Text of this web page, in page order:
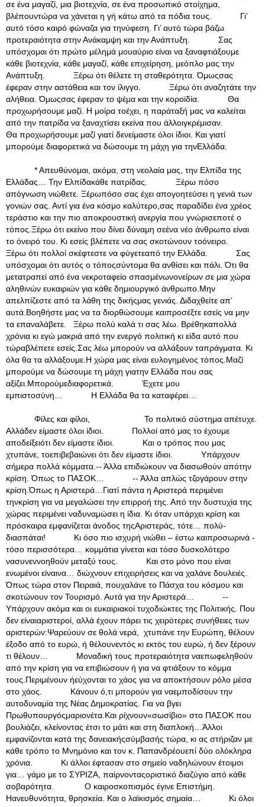
σε ένα μαγαζί, μια βιοτεχνία, σε ένα προσωπικό στοίχημα,
βλέπουντώρα να χάνεται η γή κάτω από τα πόδια τους. Γι’
αυτό τόσο καιρό φώναζα για τηνύφεση. Γι’ αυτό τώρα βάζω
προτεραιότητα στην Ανάκαμψη και την Ανάπτυξη. Σας
υπόσχομαι ότι πρώτο μέλημά μουαύριο είναι να ξαναφτιάξουμε
κάθε βιοτεχνία, κάθε μαγαζί, κάθε επιχείρηση, μεόπλο μας την
Ανάπτυξη. Ξέρω ότι θέλετε τη σταθερότητα. Όμωςσας
έφεραν στην αστάθεια και τον ίλιγγο. Ξέρω ότι αναζητάτε την
αλήθεια. Όμωςσας έφεραν το ψέμα και την κοροϊδία. Θα
προχωρήσουμε μαζί. Η μοίρα τοέχει, η παράταξή μας να καλείται
από την πατρίδα να ξαναχτίσει εκείνα που άλλοιγκρέμισαν.
Θα προχωρήσουμε μαζί γιατί δενείμαστε όλοι ίδιοι. Και γιατί
μπορούμε διαφορετικά να δώσουμε τη μάχη για τηνΕλλάδα.
* Απευθύνομαι, ακόμα, στη νεολαία μας, την Ελπίδα της
Ελλάδας… Την Ελπίδακάθε πατρίδας. Ξέρω πόσο
απόγνωση νιώθετε. Ξέρωπόσο σας έχει απογοητεύσει η γενιά των
γονιών σας. Αντί για ένα κόσμο καλύτερο,σας παραδίδει ένα χρέος
τεράστιο και την πιο αποκρουστική ανεργία που γνώρισεποτέ ο
τόπος.Ξέρω ότι εκείνο που δίνει δύναμη σεένα νέο άνθρωπο είναι
το όνειρό του. Κι εσείς βλέπετε να σας σκοτώνουν τοόνειρο.
Ξέρω ότι πολλοί σκέφτεστε να φύγετεαπό την Ελλάδα. Σας
υπόσχομαι ότι αυτός ο τόποςσύντομα θα ανθίσει και πάλι. Ότι θα
μετατραπεί από ένα νεκροταφείο σπασμένωνονείρων σε μια χώρα
αληθινών ευκαιριών για κάθε δημιουργικό άνθρωπο.Μην
απελπίζεστε από τα λάθη της δικήςμας γενιάς. Διδαχθείτε απ’
αυτά.Βοηθήστε μας να τα διορθώσουμε καιπροσέξτε εσείς να μην
τα επαναλάβετε. Ξέρω πολύ καλά τι σας λέω. Βρέθηκαπολλά
χρόνια κι εγώ μακριά από την ενεργό πολιτική κι είδα αυτό που
τώραβλέπετε εσείς.Σας λέω μπορούν να αλλάξουν ταπράγματα. Κι
όλα θα τα αλλάξουμε.Η χώρα μας είναι ευλογημένος τόπος.Μαζί
μπορούμε να δώσουμε τη μάχη γιατην Ελλάδα που σας
αξίζει.Μπορούμεδιαφορετικά. Έχετε μου
εμπιστοσύνη… Η Ελλάδα θα τα καταφέρει…
Φίλες και φίλοι, Το πολιτικό σύστημα απέτυχε.
Αλλάδεν είμαστε όλοι ίδιοι. Πολλοί από μας το έχουμε
αποδείξειότι δεν είμαστε ίδιοι. Και ο τρόπος που μας
χτυπάνε, τοεπιβεβαιώνει ότι δεν είμαστε ίδιοι. Υπάρχουν
σήμερα πολλά κόμματα.-- Άλλα επιδιώκουν να διασωθούν απότην
κρίση. Όπως το ΠΑΣΟΚ… -- Άλλα απλώς τζογάρουν στην
κρίση.Όπως η Αριστερά…Γιατί πάντα η Αριστερά περιμένει
τηνκρίση για να μεγαλώσει την επιρροή της. Από την δυστυχία της
χώρας περιμένει ναδυναμώσει η ίδια. Κι όταν υπάρχει κρίση και
πρόσκαιρα εμφανίζεται άνοδος τηςΑριστεράς, τότε… πολύ-
διασπάται! Κι όσο πιο ισχυρή νιώθει – έστω καιπροσωρινά -
τόσο περισσότερα… κομμάτια γίνεται και τόσο δυσκολότερο
νασυνεννοηθούν μεταξύ τους. Και στο μόνο που είναι
ενωμένοι είναινα… διώχνουν επιχειρήσεις και να χαλάνε δουλειές.
Όπως τώρα στον Πειραιά, πουχαλάνε το Πάσχα του κόσμου και
σκοτώνουν τον Τουρισμό. Αυτά για την Αριστερά… --
Υπάρχουν ακόμα και οι ευκαιριακοί τυχοδιώκτες της Πολιτικής. Που
δεν είναιαριστεροί, αλλά έχουν πάρει τις χειρότερες συνήθειες των
αριστερών:Ψαρεύουν σε θολά νερά, χτυπάνε την Ευρώπη, θέλουν
έξοδο από το ευρώ, ή θέλουνεντός κι εκτός του ευρώ, ή δεν ξέρουν
τι θέλουν… Μοναδική τους προτεραιότητα ναεπωφεληθούν
από την κρίση για να επιβιώσουν ή για να φτιάξουν το κόμμα
τους.Περιμένουν ήεύχονται το χάος για να αποκτήσουν ρόλο μέσα
στο χάος. Κάνουν ό,τι μπορούν για ναεμποδίσουν την
αυτοδυναμία της Νέας Δημοκρατίας. Για να βγει
Πρωθυπουργόςμαριονέτα.Και ρίχνουν«σωσίβιο» στο ΠΑΣΟΚ που
βουλιάζει, κλείνοντας έτσι το μάτι και στη διαπλοκή…Άλλοι
εμφανίζονται κατά της δανειακήςσύμβασής τώρα, κι ας στήριζαν με
κάθε τρόπο το Μνημόνιο και τον κ. Παπανδρέουεπί δύο ολόκληρα
χρόνια. Κι άλλοι έφτασαν στο σημείο ναδηλώνουν έτοιμοι
για… γάμο με το ΣΥΡΙΖΑ, παίρνονταςοριστικό διαζύγιο από κάθε
σοβαρότητα. Ο καιροσκοπισμός έγινε Επιστήμη.
Ηανευθυνότητα, θρησκεία. Και ο λαϊκισμός σημαία… Κι όλοι